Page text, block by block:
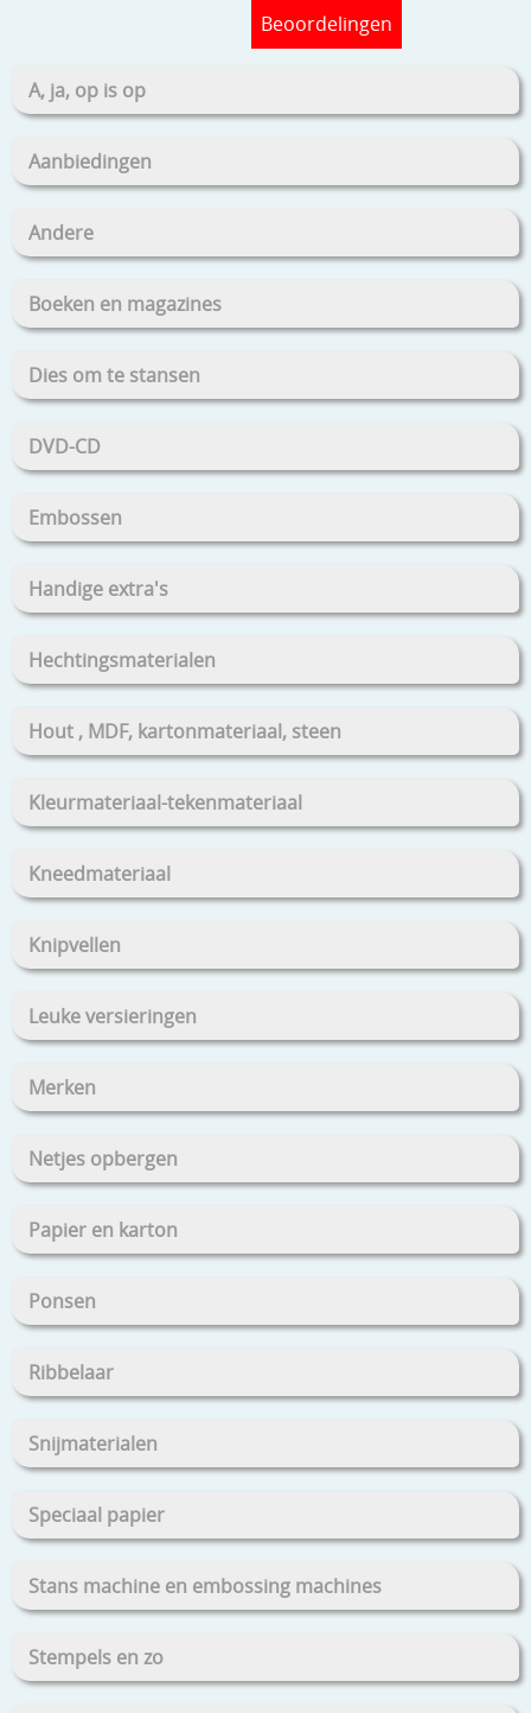
Beoordelingen
A, ja, op is op
Aanbiedingen
Andere
Boeken en magazines
Dies om te stansen
DVD-CD
Embossen
Handige extra's
Hechtingsmaterialen
Hout , MDF, kartonmateriaal, steen
Kleurmateriaal-tekenmateriaal
Kneedmateriaal
Knipvellen
Leuke versieringen
Merken
Netjes opbergen
Papier en karton
Ponsen
Ribbelaar
Snijmaterialen
Speciaal papier
Stans machine en embossing machines
Stempels en zo